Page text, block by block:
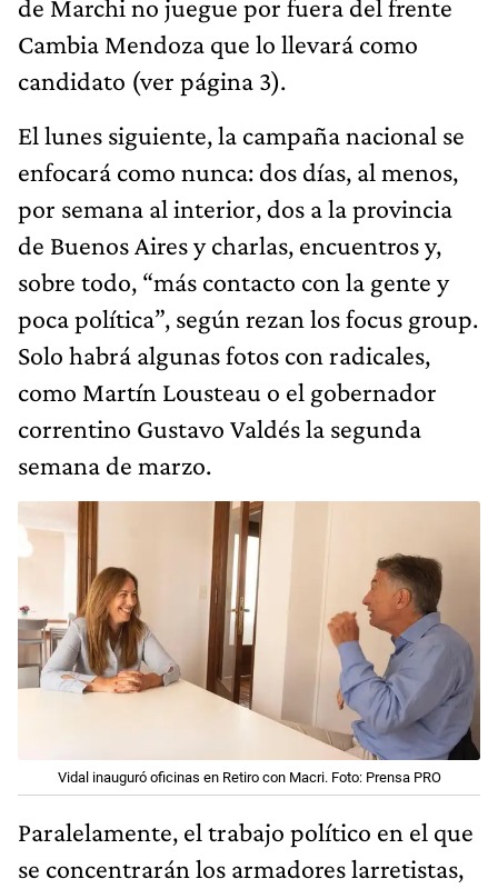
de Marchi no juegue por fuera del frente
Cambia Mendoza que lo llevará como
candidato (ver página 3).
El lunes siguiente, la campaña nacional se
enfocará como nunca: dos días, al menos,
por semana al interior, dos a la provincia
de Buenos Aires y charlas, encuentros y,
sobre todo, “más contacto con la gente y
poca política”, según rezan los focus group.
Solo habrá algunas fotos con radicales,
como Martín Lousteau o el gobernador
correntino Gustavo Valdés la segunda
semana de marzo.
Vidal inauguró oficinas en Retiro con Macri. Foto: Prensa PRO
Paralelamente, el trabajo político en el que
se concentrarán los armadores larretistas,